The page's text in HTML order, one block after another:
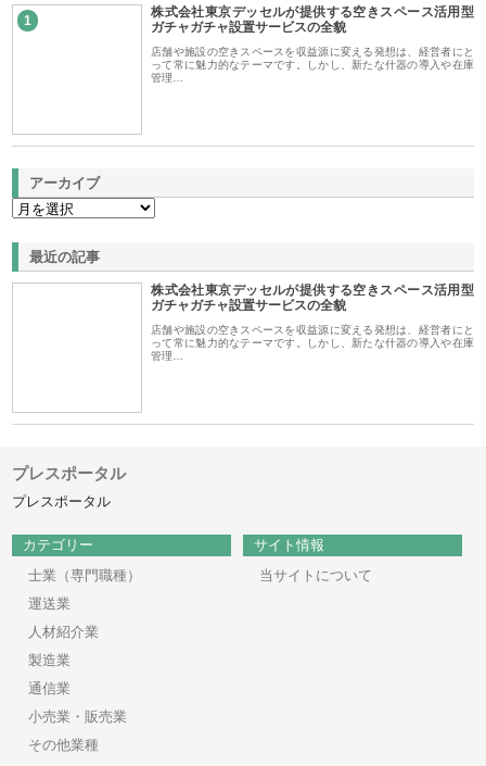
1
株式会社東京デッセルが提供する空きスペース活用型
ガチャガチャ設置サービスの全貌
店舗や施設の空きスペースを収益源に変える発想は、経営者にと
って常に魅力的なテーマです。しかし、新たな什器の導入や在庫
管理…
アーカイブ
最近の記事
株式会社東京デッセルが提供する空きスペース活用型
ガチャガチャ設置サービスの全貌
店舗や施設の空きスペースを収益源に変える発想は、経営者にと
って常に魅力的なテーマです。しかし、新たな什器の導入や在庫
管理…
プレスポータル
プレスポータル
カテゴリー
士業（専門職種）
運送業
人材紹介業
製造業
通信業
小売業・販売業
その他業種
サイト情報
当サイトについて